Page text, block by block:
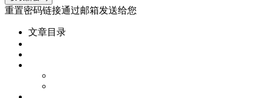
重置密码链接通过邮箱发送给您
文章目录